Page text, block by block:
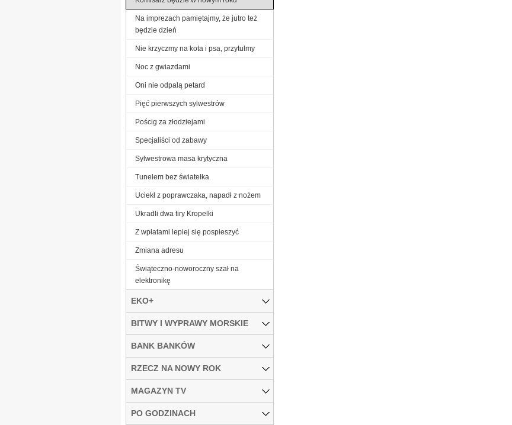
Na imprezach pamiętajmy, że jutro też
będzie dzień
Nie krzyczmy na kota i psa, przytulmy
Noc z gwiazdami
Oni nie odpalą petard
Pięć pierwszych sylwestrów
Pościg za złodziejami
Specjaliści od zabawy
Sylwestrowa masa krytyczna
Tunelem bez światełka
Uciekł z poprawczaka, napadł z nożem
Ukradli dwa tiry Kropelki
Z wpłatami lepiej się pospieszyć
Zmiana adresu
Świąteczno-noworoczny szał na
elektronikę
EKO+
BITWY I WYPRAWY MORSKIE
BANK BANKÓW
RZECZ NA NOWY ROK
MAGAZYN TV
PO GODZINACH